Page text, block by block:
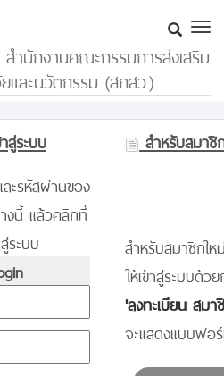
ำนักงานคณะกรรมการส่งเสริม
ละนวัตกรรม (สกสว.)
สู่ระบบ
สำหรับสมาชิ
ะรหัสผ่านของ
นี้ แล้วคลิกที่
ระบบ
สำหรับสมาชิกให
ให้เข้าสู่ระบบด้
'ลงทะเบียน สม
จะแสดงแบบฟอ